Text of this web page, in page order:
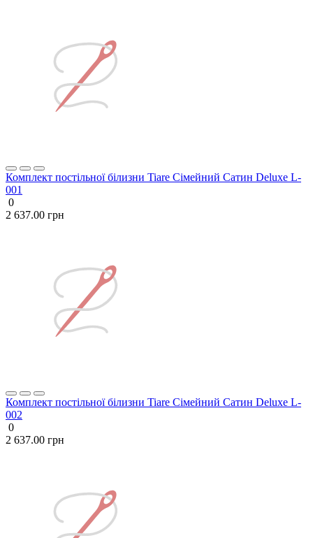
Комплект постільної білизни Tiare Сімейний Сатин Deluxe L-
001
0
2 637.00 грн
Комплект постільної білизни Tiare Сімейний Сатин Deluxe L-
002
0
2 637.00 грн